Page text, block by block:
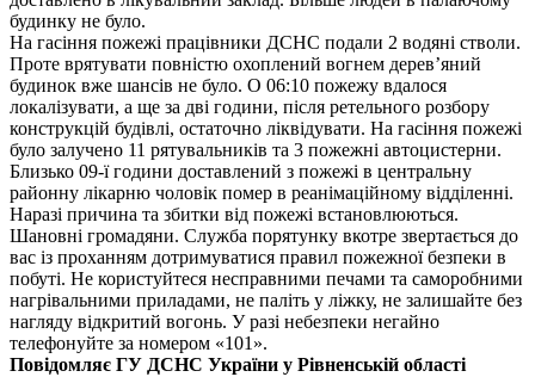
будинку не було.
На гасіння пожежі працівники ДСНС подали 2 водяні стволи.
Проте врятувати повністю охоплений вогнем дерев’яний
будинок вже шансів не було. О 06:10 пожежу вдалося
локалізувати, а ще за дві години, після ретельного розбору
конструкцій будівлі, остаточно ліквідувати. На гасіння пожежі
було залучено 11 рятувальників та 3 пожежні автоцистерни.
Близько 09-ї години доставлений з пожежі в центральну
районну лікарню чоловік помер в реанімаційному відділенні.
Наразі причина та збитки від пожежі встановлюються.
Шановні громадяни. Служба порятунку вкотре звертається до
вас із проханням дотримуватися правил пожежної безпеки в
побуті. Не користуйтеся несправними печами та саморобними
нагрівальними приладами, не паліть у ліжку, не залишайте без
нагляду відкритий вогонь. У разі небезпеки негайно
телефонуйте за номером «101».
Повідомляє ГУ ДСНС України у Рівненській області